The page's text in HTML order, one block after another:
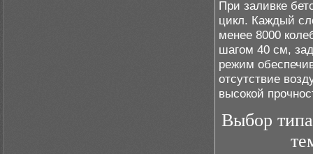
При заливке
цикл. Каждый
менее 8000
шагом 40 см,
режим
отсутствие
высокой
Выбор